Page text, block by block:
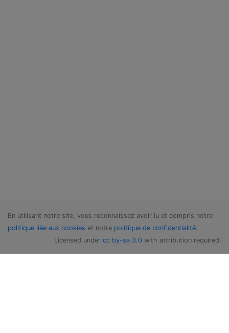
En utilisant notre site, vous reconnaissez avoir lu et compris notre
politique liée aux cookies et notre politique de confidentialité.
Licensed under cc by-sa 3.0 with attribution required.